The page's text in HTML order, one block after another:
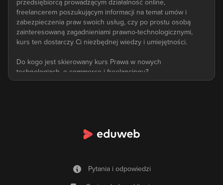
przedsiębiorcą prowadzącym działalność online,
freelancerem poszukującym informacji na temat umów i
zabezpieczenia praw swoich usług, czy po prostu osobą
zainteresowaną zagadnieniami prawno-technologicznymi,
kurs ten dostarczy Ci niezbędnej wiedzy i umiejętności.
Do kogo jest skierowany kurs Prawa w nowych
technologiach, e-commerce i freelancingu?
może być wartościowy zarówno dla osób z podstawową
wiedzą prawną, które chcą poznać specyfikę prawno-
technologiami, e-commerce i freelancingiem.
Pytania i odpowiedzi